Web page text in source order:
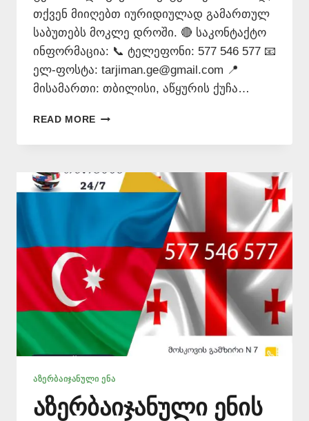
თქვენ მიიღებთ იურიდიულად გამართულ
საბუთებს მოკლე დროში. 🔴 საკონტაქტო
ინფორმაცია: 📞 ტელეფონი: 577 546 577 📧
ელ-ფოსტა: tarjiman.ge@gmail.com 📍
მისამართი: თბილისი, აწყურის ქუჩა…
READ MORE ᲥᲐᲠᲗᲣᲚᲘᲓᲐᲜ
ᲗᲐᲠᲒᲛᲜᲐ
577546577
|
ᲐᲖᲔᲠᲑᲐᲘᲯᲐᲜᲣᲚᲘ ᲔᲜᲐ
აზერბაიჯანული ენის